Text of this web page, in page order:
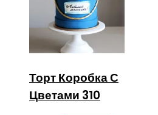
Торт Коробка С
Цветами 310